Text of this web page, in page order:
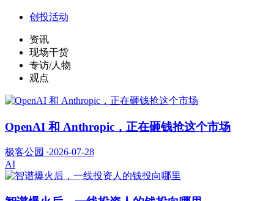
创投活动
资讯
现场干货
专访/人物
观点
OpenAI 和 Anthropic，正在砸钱抢这个市场
极客公园 ·2026-07-28
AI